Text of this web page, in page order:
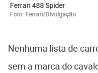
Ferrari 488 Spider
Foto: Ferrari/DIvulgação
Nenhuma lista de
sem a marca do